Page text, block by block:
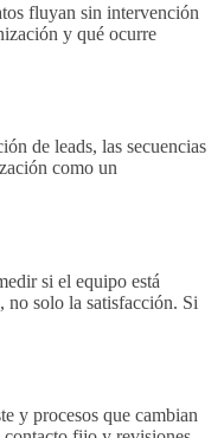
fluyan sin intervención
y qué ocurre
de leads, las secuencias
como un
si el equipo está
no solo la satisfacción. Si
y procesos que cambian